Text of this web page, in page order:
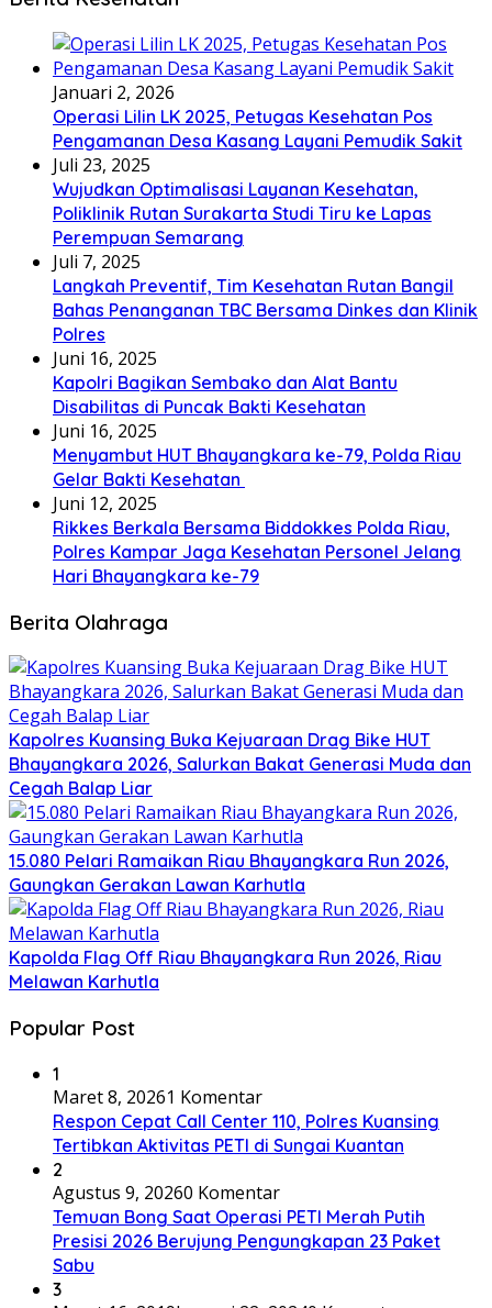
Januari 2, 2026
Operasi Lilin LK 2025, Petugas Kesehatan Pos
Pengamanan Desa Kasang Layani Pemudik Sakit
Juli 23, 2025
Wujudkan Optimalisasi Layanan Kesehatan,
Poliklinik Rutan Surakarta Studi Tiru ke Lapas
Perempuan Semarang
Juli 7, 2025
Langkah Preventif, Tim Kesehatan Rutan Bangil
Bahas Penanganan TBC Bersama Dinkes dan Klinik
Polres
Juni 16, 2025
Kapolri Bagikan Sembako dan Alat Bantu
Disabilitas di Puncak Bakti Kesehatan
Juni 16, 2025
Menyambut HUT Bhayangkara ke-79, Polda Riau
Gelar Bakti Kesehatan
Juni 12, 2025
Rikkes Berkala Bersama Biddokkes Polda Riau,
Polres Kampar Jaga Kesehatan Personel Jelang
Hari Bhayangkara ke-79
Berita Olahraga
Kapolres Kuansing Buka Kejuaraan Drag Bike HUT
Bhayangkara 2026, Salurkan Bakat Generasi Muda dan
Cegah Balap Liar
15.080 Pelari Ramaikan Riau Bhayangkara Run 2026,
Gaungkan Gerakan Lawan Karhutla
Kapolda Flag Off Riau Bhayangkara Run 2026, Riau
Melawan Karhutla
Popular Post
1
Maret 8, 20261 Komentar
Respon Cepat Call Center 110, Polres Kuansing
Tertibkan Aktivitas PETI di Sungai Kuantan
2
Agustus 9, 20260 Komentar
Temuan Bong Saat Operasi PETI Merah Putih
Presisi 2026 Berujung Pengungkapan 23 Paket
Sabu
3